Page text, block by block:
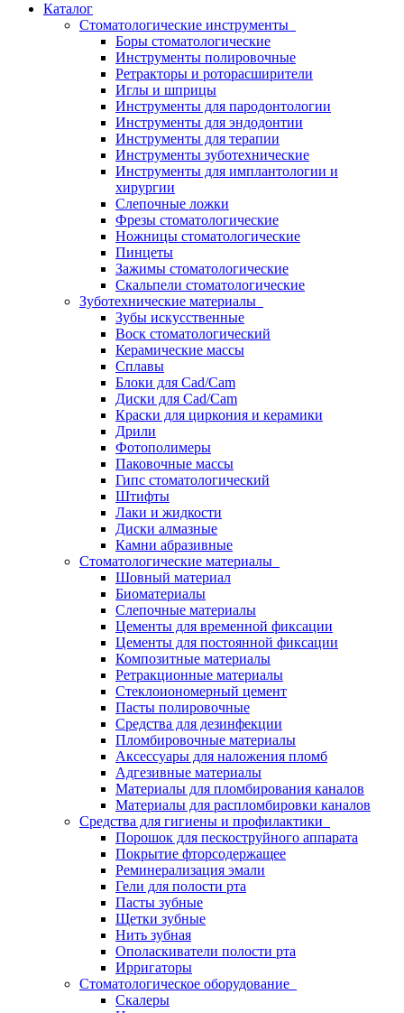
Каталог
Стоматологические инструменты
Боры стоматологические
Инструменты полировочные
Ретракторы и роторасширители
Иглы и шприцы
Инструменты для пародонтологии
Инструменты для эндодонтии
Инструменты для терапии
Инструменты зуботехнические
Инструменты для имплантологии и
хирургии
Слепочные ложки
Фрезы стоматологические
Ножницы стоматологические
Пинцеты
Зажимы стоматологические
Скальпели стоматологические
Зуботехнические материалы
Зубы искусственные
Воск стоматологический
Керамические массы
Сплавы
Блоки для Cad/Cam
Диски для Cad/Cam
Краски для циркония и керамики
Дрили
Фотополимеры
Паковочные массы
Гипс стоматологический
Штифты
Лаки и жидкости
Диски алмазные
Камни абразивные
Стоматологические материалы
Шовный материал
Биоматериалы
Слепочные материалы
Цементы для временной фиксации
Цементы для постоянной фиксации
Композитные материалы
Ретракционные материалы
Стеклоиономерный цемент
Пасты полировочные
Средства для дезинфекции
Пломбировочные материалы
Аксессуары для наложения пломб
Адгезивные материалы
Материалы для пломбирования каналов
Материалы для распломбировки каналов
Средства для гигиены и профилактики
Порошок для пескоструйного аппарата
Покрытие фторсодержащее
Реминерализация эмали
Гели для полости рта
Пасты зубные
Щетки зубные
Нить зубная
Ополаскиватели полости рта
Ирригаторы
Стоматологическое оборудование
Скалеры